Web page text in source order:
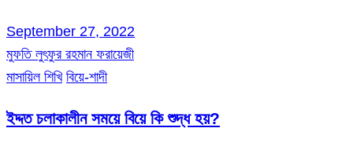
September 27, 2022
মুফতি লুৎফুর রহমান ফরায়েজী
মাসায়িল শিখি বিয়ে-শাদী
ইদ্দত চলাকালীন সময়ে বিয়ে কি শুদ্ধ হয়?